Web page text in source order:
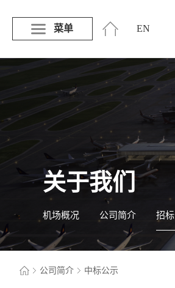
菜单 EN
关于我们
机场概况 公司简介 招
公司简介 中标公示